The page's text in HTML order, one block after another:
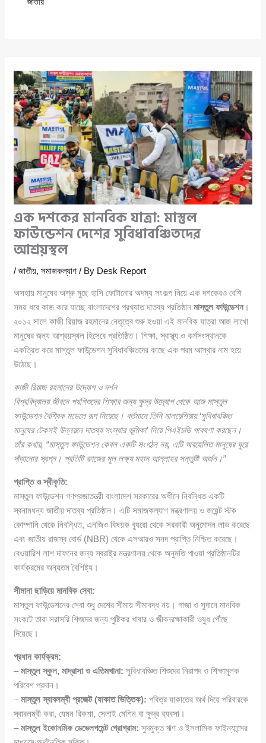
এক দশকের মানবিক যাত্রা: মাস্তুল
ফাউন্ডেশন দেশের সুবিধাবঞ্চিতদের
আশ্রয়স্থল
/জাতীয়,সমাজকল্যাণ / By Desk Report
অসহায় মানুষের অশ্রু মুছে হাসি ফোটানোর অদম্য সংকল্প নিয়ে এক দশকেরও বেশি
সময় ধরে কাজ করে যাচ্ছে বাংলাদেশের প্রখ্যাত দাতব্য প্রতিষ্ঠানমাস্তুল ফাউন্ডেশন।
২০১২ সালে কাজী রিয়াজ রহমানের নেতৃত্বে শুরু হওয়া এই মানবিক যাত্রা আজ লাখো
মানুষের জন্য আশ্রয়স্থল হিসেবে প্রতিষ্ঠিত। শিক্ষা, স্বাস্থ্য ও কর্মসংস্থানকে
একত্রিত করে মাস্তুল ফাউন্ডেশন সুবিধাবঞ্চিতদের কাছে এক পরম আস্থার নাম হয়ে
উঠেছে।
কাজী রিয়াজ রহমানের উদ্যোগ ও দর্শন
বিশ্ববিদ্যালয় জীবনে পথশিশুদের শিক্ষার জন্য ক্ষুদ্র উদ্যোগ থেকে আজ মাস্তুল
ফাউন্ডেশন বৈশ্বিক মডেলে রূপ নিয়েছে। বর্তমানে তিনি মালয়েশিয়ায় ‘সুবিধাবঞ্চিত
মানুষের টেকসই উন্নয়নে দাতব্য সংস্থার ভূমিকা’ নিয়ে পিএইচডি গবেষণা করছেন।
তাঁর কথায়, “মাস্তুল ফাউন্ডেশন কেবল একটি সংগঠন নয়, এটি অবহেলিত মানুষের ঘুরে
দাঁড়ানোর স্বপ্ন। প্রতিটি কাজের মূল লক্ষ্য মহান আল্লাহর সন্তুষ্টি অর্জন।”
প্রাপ্তি ও স্বীকৃতি:
মাস্তুল ফাউন্ডেশন গণপ্রজাতন্ত্রী বাংলাদেশ সরকারের অধীনে নিবন্ধিত একটি
স্বনামধন্য জাতীয় দাতব্য প্রতিষ্ঠান। এটি সমাজকল্যাণ মন্ত্রণালয় ও জয়েন্ট স্টক
কোম্পানি থেকে নিবন্ধিত, এনজিও বিষয়ক ব্যুরো থেকে সরকারী অনুমোদন লাভ করেছে
এবং জাতীয় রাজস্ব বোর্ড (NBR) থেকে এসআরও সনদ প্রাপ্তি নিশ্চিত করেছে।
বেওয়ারিশ লাশ দাফনের জন্য স্বরাষ্ট্র মন্ত্রণালয় থেকে অনুমতি পাওয়া প্রতিষ্ঠানটির
কার্যক্রমের অন্যতম বৈশিষ্ট্য।
সীমানা ছাড়িয়ে মানবিক সেবা:
মাস্তুল ফাউন্ডেশনের সেবা শুধু দেশের সীমায় সীমাবদ্ধ নয়। গাজা ও সুদানে মানবিক
সংকটে তারা সরাসরি শিশুদের জন্য পুষ্টিকর খাবার ও জীবনরক্ষাকারী ওষুধ পৌঁছে
দিয়েছে।
প্রধান কার্যক্রম:
–মাস্তুল স্কুল, মাদ্রাসা ও এতিমখানা: সুবিধাবঞ্চিত শিশুদের নিরাপদ ও শিক্ষামূলক
পরিবেশ প্রদান।
–মাস্তুল স্বাবলম্বী প্রজেক্ট (যাকাত ভিত্তিক): পবিত্র যাকাতের অর্থ দিয়ে পরিবারকে
স্বাবলম্বী করা, যেমন রিকশা, সেলাই মেশিন বা ক্ষুদ্র ব্যবসা।
–মাস্তুল ইকোনমিক ডেভেলপমেন্ট প্রোগ্রাম: সুদমুক্ত ঋণ ও ইসলামিক ফাইন্যান্সের